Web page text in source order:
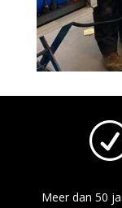
Meer dan 50